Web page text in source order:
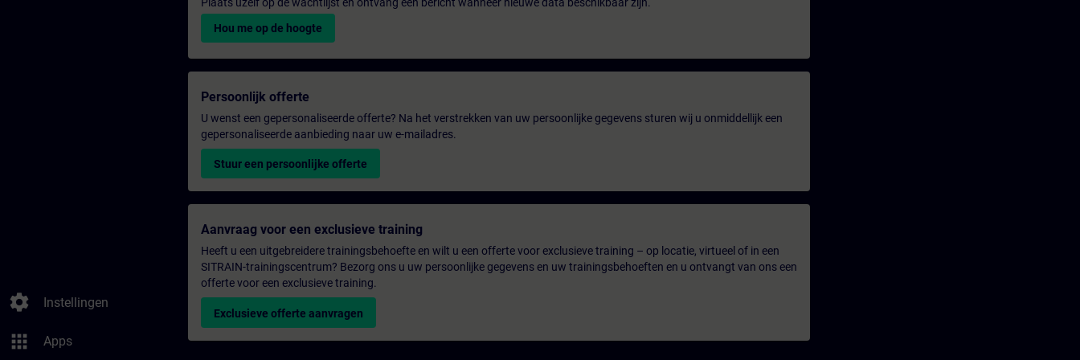
settings Instellingen
apps Apps
Hou me op de hoogte
Persoonlijk offerte
U wenst een gepersonaliseerde offerte? Na het verstrekken van uw persoonlijke gegevens sturen wij u onmiddellijk een
gepersonaliseerde aanbieding naar uw e-mailadres.
Stuur een persoonlijke offerte
Aanvraag voor een exclusieve training
Heeft u een uitgebreidere trainingsbehoefte en wilt u een offerte voor exclusieve training – op locatie, virtueel of in een
SITRAIN-trainingscentrum? Bezorg ons u uw persoonlijke gegevens en uw trainingsbehoeften en u ontvangt van ons een
offerte voor een exclusieve training.
Exclusieve offerte aanvragen